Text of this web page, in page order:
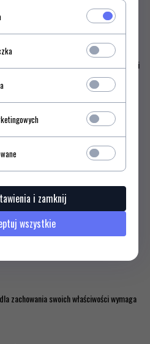
001917
Essentiels. Ponad 125 letnie
widoczne jest w dizajnie i funkcjonalności
i modyfikowanej szwedzkiej stali
ponadprzeciętne właściwości tnące.
drewna grabu. Doskonale leży w
Może być użyty także do obróbki
zachowania swoich właściwości wymaga
i zamknij
wszystkie